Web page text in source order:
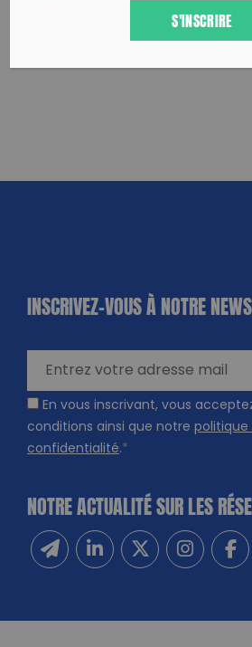
INSCRIVEZ-VOUS À NOTRE
En vous inscrivant, vous
conditions ainsi que notre politique
confidentialité.*
NOTRE ACTUALITÉ SUR LES
S'INSCRIRE